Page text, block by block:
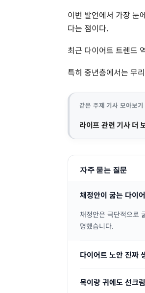
이번 발언에서 가장 눈
다는 점이다.
최근 다이어트 트렌드
특히 중년층에서는 무
같은 주제 기사 모아보기
라이프 관련 기사 더
자주 묻는 질문
채정안이 굶는 다이
채정안은 극단적으로
명했습니다.
다이어트 노안 진짜
목이랑 귀에도 선크